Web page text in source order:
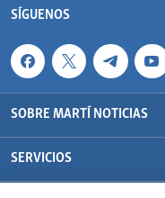
SÍGUENOS
SOBRE MARTÍ NOTICIAS
SERVICIOS